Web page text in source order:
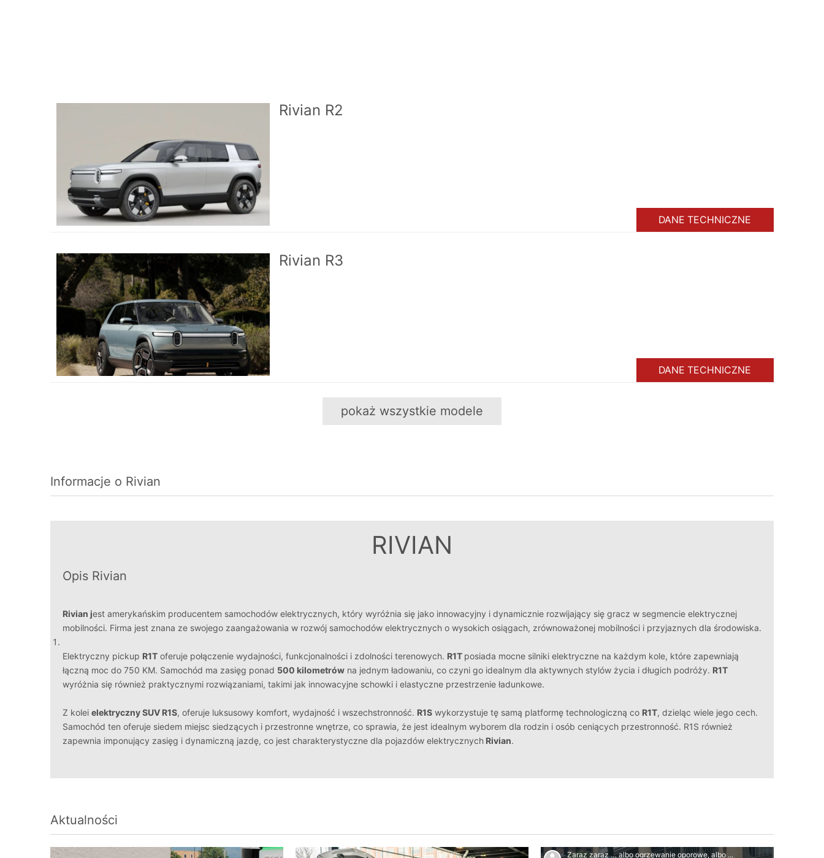
Rivian R2
DANE TECHNICZNE
Rivian R3
DANE TECHNICZNE
pokaż wszystkie modele
Informacje o Rivian
RIVIAN
Opis Rivian
Rivian jest amerykańskim producentem samochodów elektrycznych, który wyróżnia się jako innowacyjny i dynamicznie rozwijający się gracz w segmencie elektrycznej
mobilności. Firma jest znana ze swojego zaangażowania w rozwój samochodów elektrycznych o wysokich osiągach, zrównoważonej mobilności i przyjaznych dla środowiska.
Elektryczny pickup R1T oferuje połączenie wydajności, funkcjonalności i zdolności terenowych. R1T posiada mocne silniki elektryczne na każdym kole, które zapewniają
łączną moc do 750 KM. Samochód ma zasięg ponad 500 kilometrów na jednym ładowaniu, co czyni go idealnym dla aktywnych stylów życia i długich podróży. R1T
wyróżnia się również praktycznymi rozwiązaniami, takimi jak innowacyjne schowki i elastyczne przestrzenie ładunkowe.
Z kolei elektryczny SUV R1S, oferuje luksusowy komfort, wydajność i wszechstronność. R1S wykorzystuje tę samą platformę technologiczną co R1T, dzieląc wiele jego cech.
Samochód ten oferuje siedem miejsc siedzących i przestronne wnętrze, co sprawia, że jest idealnym wyborem dla rodzin i osób ceniących przestronność. R1S również
zapewnia imponujący zasięg i dynamiczną jazdę, co jest charakterystyczne dla pojazdów elektrycznych Rivian.
Aktualności
Zaraz zaraz … albo ogrzewanie oporowe, albo ...